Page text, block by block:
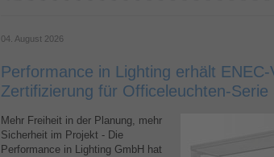
04. August 2026
Performance in Lighting erhält ENEC-
Zertifizierung für Officeleuchten-Serie
Mehr Freiheit in der Planung, mehr
Sicherheit im Projekt - Die
Performance in Lighting GmbH hat